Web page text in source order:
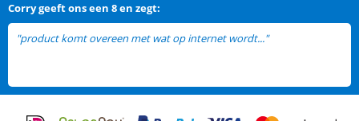
Corrygeeft ons een 8 en zegt:
"product komt overeen met wat op internet wordt..."